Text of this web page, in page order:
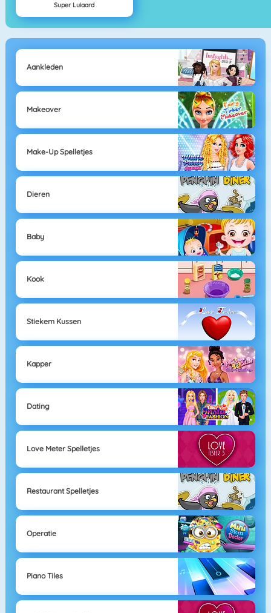
Super Luiaard
Aankleden
Makeover
Make-Up Spelletjes
Dieren
Baby
Kook
Stiekem Kussen
Kapper
Dating
Love Meter Spelletjes
Restaurant Spelletjes
Operatie
Piano Tiles